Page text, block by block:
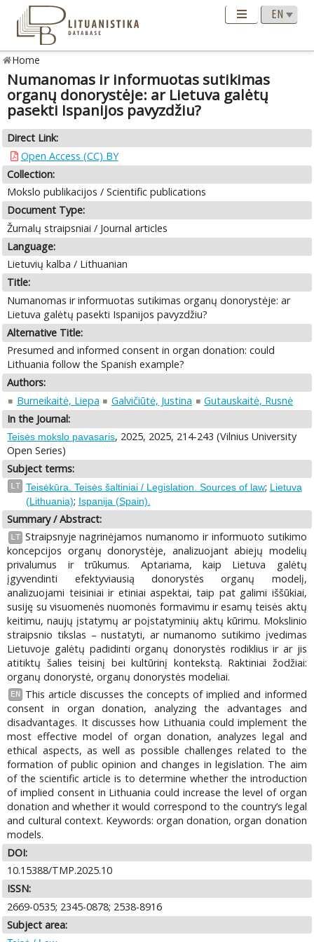
Home
Numanomas ir informuotas sutikimas
organų donorystėje: ar Lietuva galėtų
pasekti Ispanijos pavyzdžiu?
Direct Link:
Open Access (CC) BY
Collection:
Mokslo publikacijos / Scientific publications
Document Type:
Žurnalų straipsniai / Journal articles
Language:
Lietuvių kalba / Lithuanian
Title:
Numanomas ir informuotas sutikimas organų donorystėje: ar
Lietuva galėtų pasekti Ispanijos pavyzdžiu?
Alternative Title:
Presumed and informed consent in organ donation: could
Lithuania follow the Spanish example?
Authors:
Burneikaitė, Liepa
Galvičiūtė, Justina
Gutauskaitė, Rusnė
In the Journal:
Teisės mokslo pavasaris, 2025, 2025, 214-243 (Vilnius University
Open Series)
Subject terms:
LT Teisėkūra. Teisės šaltiniai / Legislation. Sources of law; Lietuva
(Lithuania); Ispanija (Spain).
Summary / Abstract:
LT Straipsnyje nagrinėjamos numanomo ir informuoto sutikimo
koncepcijos organų donorystėje, analizuojant abiejų modelių
privalumus ir trūkumus. Aptariama, kaip Lietuva galėtų
įgyvendinti efektyviausią donorystės organų modelį,
analizuojami teisiniai ir etiniai aspektai, taip pat galimi iššūkiai,
susiję su visuomenės nuomonės formavimu ir esamų teisės aktų
keitimu, naujų įstatymų ar poįstatyminių aktų kūrimu. Mokslinio
straipsnio tikslas – nustatyti, ar numanomo sutikimo įvedimas
Lietuvoje galėtų padidinti organų donorystės rodiklius ir ar jis
atitiktų šalies teisinį bei kultūrinį kontekstą. Raktiniai žodžiai:
organų donorystė, organų donorystės modeliai.
EN
This article discusses the concepts of implied and informed
consent in organ donation, analyzing the advantages and
disadvantages. It discusses how Lithuania could implement the
most effective model of organ donation, analyzes legal and
ethical aspects, as well as possible challenges related to the
formation of public opinion and changes in legislation. The aim
of the scientific article is to determine whether the introduction
of implied consent in Lithuania could increase the level of organ
donation and whether it would correspond to the country’s legal
and cultural context. Keywords: organ donation, organ donation
models.
DOI:
10.15388/TMP.2025.10
ISSN:
2669-0535; 2345-0878; 2538-8916
Subject area: